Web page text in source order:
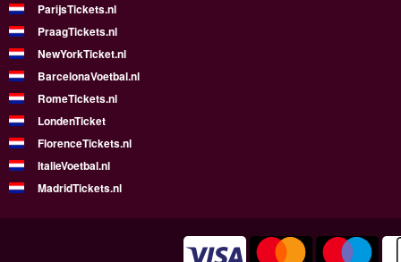
ParijsTickets.nl
PraagTickets.nl
NewYorkTicket.nl
BarcelonaVoetbal.nl
RomeTickets.nl
LondenTicket
FlorenceTickets.nl
ItalieVoetbal.nl
MadridTickets.nl